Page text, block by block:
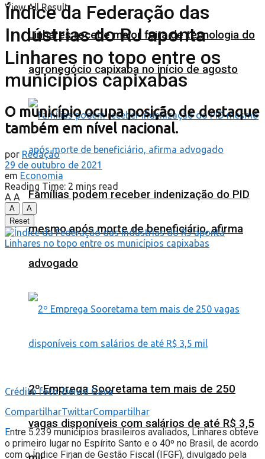
Linhares recebe maior feira de tecnologia do
agronegócio capixaba no início de agosto
Famílias podem receber indenização do PID
mesmo após morte de beneficiário, afirma
advogado
2º Emprega Sooretama tem mais de 250
vagas disponíveis com salários de até R$ 3,5
View All Result
Índice da Federação das
Indústrias do RJ aponta
Linhares no topo entre os
municípios capixabas
O município ocupa posição de destaque
também em nível nacional.
por Redação
29 de outubro de 2021
em Economia
Reading Time: 2 mins read
A A
A
A
Reset
Crédito foto: Deivid Gava
CompartilharTwittarCompartilhar
Entre 5.239 municípios brasileiros avaliados, Linhares obteve
o primeiro lugar no Espírito Santo e o 40º no Brasil, de acordo
com o Índice Firjan de Gestão Fiscal (IFGF), divulgado pela